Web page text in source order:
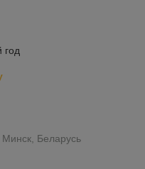
год
Беларусь